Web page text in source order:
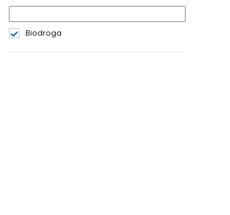
Vücut Bakım Kremleri
Göz Çevresi Bakım Serisi
Biodroga